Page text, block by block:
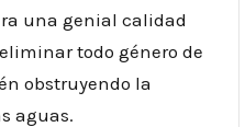
una genial calidad
todo género de
obstruyendo la
aguas.